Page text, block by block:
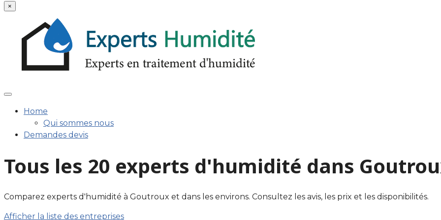
×
Home
Qui sommes nous
Demandes devis
Tous les 20 experts d'humidité dans
Comparez experts d'humidité à Goutroux et dans les environs. Consultez les avis, les prix et les disponibilités.
Afficher la liste des entreprises